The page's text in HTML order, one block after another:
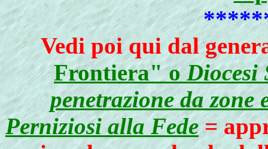
Vedi poi qui dal
Frontiera" oDiocesi
penetrazione da
Perniziosi alla Fede=